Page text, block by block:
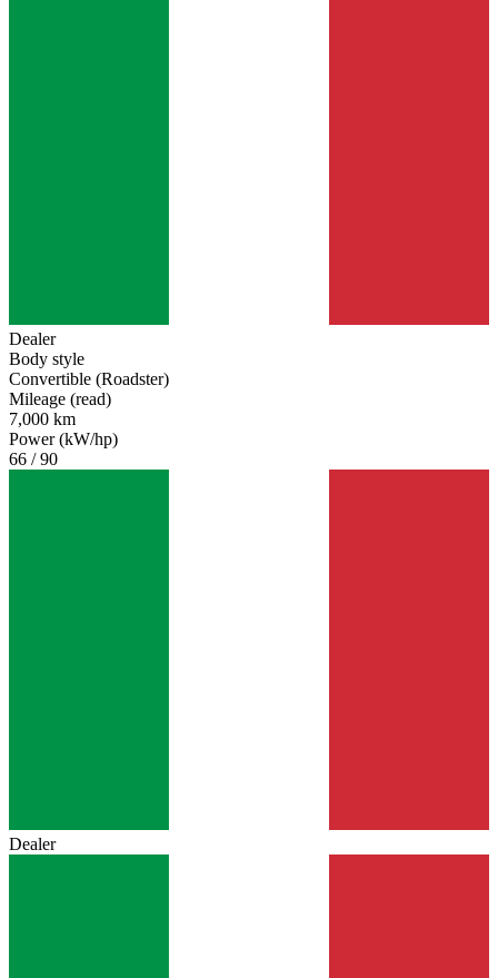
Dealer
Body style
Convertible (Roadster)
Mileage (read)
7,000 km
Power (kW/hp)
66 / 90
Dealer